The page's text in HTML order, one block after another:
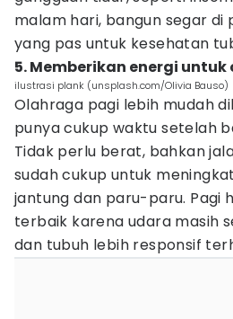
malam hari, bangun segar di
yang pas untuk kesehatan
5. Memberikan energi
ilustrasi plank (unsplash.com/Olivia Bauso)
Olahraga pagi lebih mudah
punya cukup waktu setelah
Tidak perlu berat, bahkan
sudah cukup untuk
jantung dan paru-paru. Pagi
terbaik karena udara masih
dan tubuh lebih responsif